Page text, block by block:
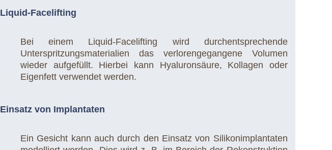
Liquid-Facelifting
Bei einem Liquid-Facelifting wird durchentsprechende
Unterspritzungsmaterialien das verlorengegangene Volumen
wieder aufgefüllt. Hierbei kann Hyaluronsäure, Kollagen oder
Eigenfett verwendet werden.
Einsatz von Implantaten
Ein Gesicht kann auch durch den Einsatz von Silikonimplantaten